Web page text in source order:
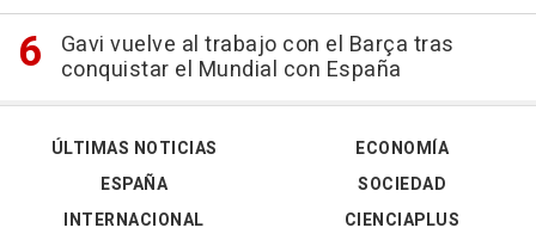
Gavi vuelve al trabajo con el Barça tras
conquistar el Mundial con España
ÚLTIMAS NOTICIAS
ESPAÑA
INTERNACIONAL
ECONOMÍA
SOCIEDAD
CIENCIAPLUS